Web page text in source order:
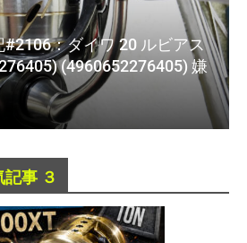
#2106：ダイワ 20 ルビアス
(4960652276405) 嫌
事 ３